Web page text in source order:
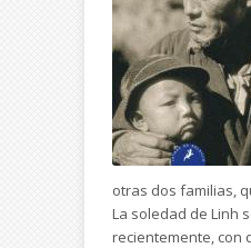
otras dos familias,
La soledad de Linh
recientemente, con